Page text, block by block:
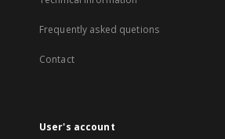
Frequently asked quetions
Contact
User's account